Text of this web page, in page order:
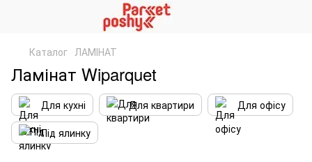
Каталог ЛАМІНАТ
Ламінат Wiparquet
Для кухні Для квартири
Для офісу
Під ялинку